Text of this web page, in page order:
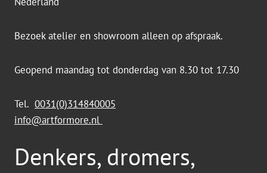
Bezoek atelier en showroom alleen op afspraak.
Geopend maandag tot donderdag van 8.30 tot 17.30
Tel. 0031(0)314840005
info@artformore.nl
Denkers, dromers,